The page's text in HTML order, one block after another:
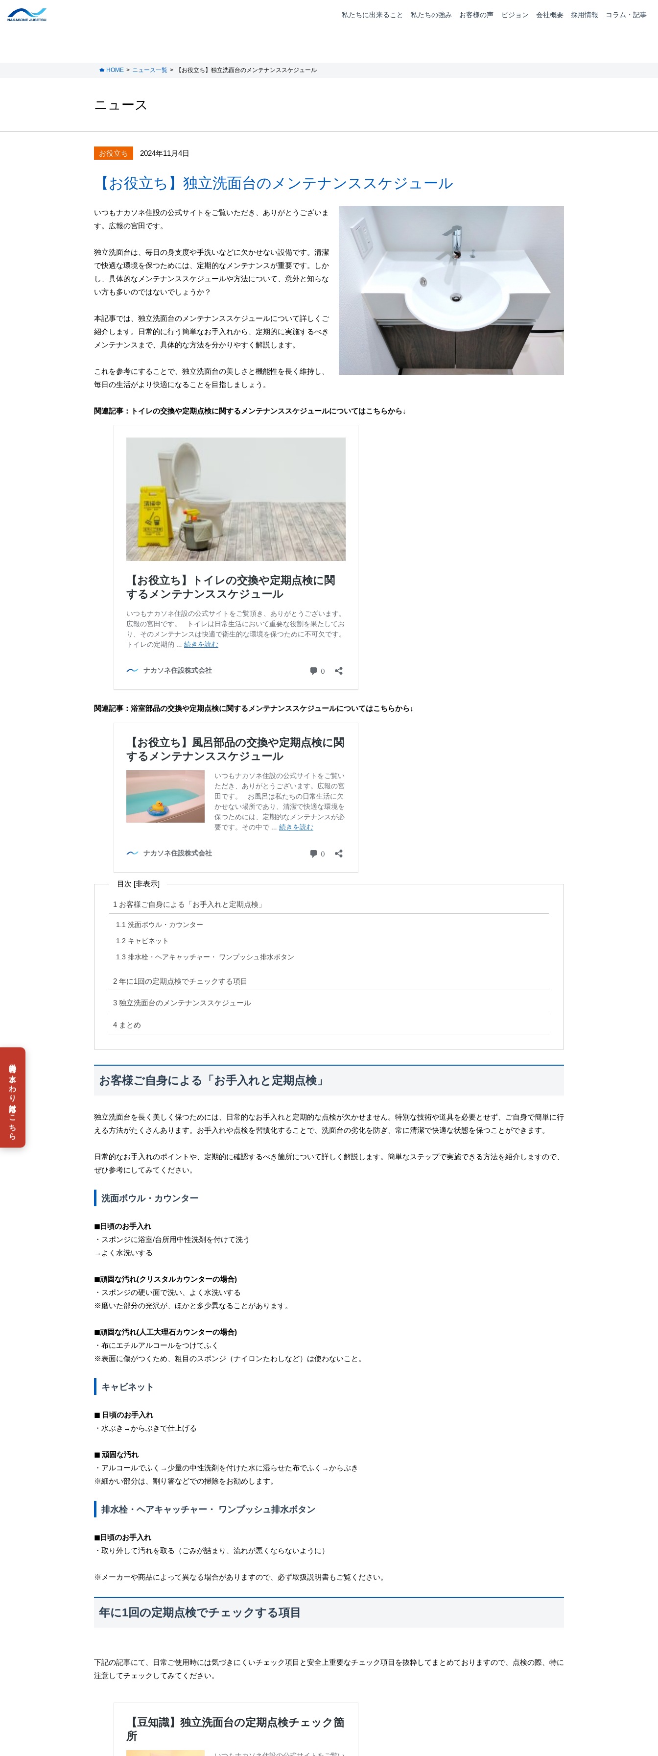
私たちに出来ること 私たちの強み お客様の声 ビジョン 会社概要 採用情報 コラム・記事
HOME ニュース一覧 【お役立ち】独立洗面台のメンテナンススケジュール
ニュース
お役立ち 2024年11月4日
【お役立ち】独立洗面台のメンテナンススケジュール
いつもナカソネ住設の公式サイトをご覧いただき、ありがとうございま
す。広報の宮田です。
独立洗面台は、毎日の身支度や手洗いなどに欠かせない設備です。清潔
で快適な環境を保つためには、定期的なメンテナンスが重要です。しか
し、具体的なメンテナンススケジュールや方法について、意外と知らな
い方も多いのではないでしょうか？
本記事では、独立洗面台のメンテナンススケジュールについて詳しくご
紹介します。日常的に行う簡単なお手入れから、定期的に実施するべき
メンテナンスまで、具体的な方法を分かりやすく解説します。
これを参考にすることで、独立洗面台の美しさと機能性を長く維持し、
毎日の生活がより快適になることを目指しましょう。
関連記事：トイレの交換や定期点検に関するメンテナンススケジュールについてはこちらから↓
関連記事：浴室部品の交換や定期点検に関するメンテナンススケジュールについてはこちらから↓
目次 [非表示]
1 お客様ご自身による「お手入れと定期点検」
1.1 洗面ボウル・カウンター
1.2 キャビネット
1.3 排水栓・ヘアキャッチャー・ ワンプッシュ排水ボタン
2年に1回の定期点検でチェックする項目
3独立洗面台のメンテナンススケジュール
4まとめ
お客様ご自身による「お手入れと定期点検」
独立洗面台を長く美しく保つためには、日常的なお手入れと定期的な点検が欠かせません。特別な技術や道具を必要とせず、ご自身で簡単に行
える方法がたくさんあります。お手入れや点検を習慣化することで、洗面台の劣化を防ぎ、常に清潔で快適な状態を保つことができます。
日常的なお手入れのポイントや、定期的に確認するべき箇所について詳しく解説します。簡単なステップで実施できる方法を紹介しますので、
ぜひ参考にしてみてください。
洗面ボウル・カウンター
◼︎日頃のお手入れ
・スポンジに浴室/台所用中性洗剤を付けて洗う
→よく水洗いする
◼︎頑固な汚れ(クリスタルカウンターの場合)
・スポンジの硬い面で洗い、よく水洗いする
※磨いた部分の光沢が、ほかと多少異なることがあります。
◼︎頑固な汚れ(人工大理石カウンターの場合)
・布にエチルアルコールをつけてふく
※表面に傷がつくため、粗目のスポンジ（ナイロンたわしなど）は使わないこと。
キャビネット
◼︎ 日頃のお手入れ
・水ぶき→からぶきで仕上げる
◼︎ 頑固な汚れ
・ アルコールでふく→少量の中性洗剤を付けた水に湿らせた布でふく→からぶき
※細かい部分は、割り箸などでの掃除をお勧めします。
排水栓・ヘアキャッチャー・ ワンプッシュ排水ボタン
◼︎日頃のお手入れ
・取り外して汚れを取る（ごみが詰まり、流れが悪くならないように）
※メーカーや商品によって異なる場合がありますので、必ず取扱説明書もご覧ください。
年に1回の定期点検でチェックする項目
下記の記事にて、日常ご使用時には気づきにくいチェック項目と安全上重要なチェック項目を抜粋してまとめておりますので、点検の際、特に
注意してチェックしてみてください。
災害時の水まわり対応はこちら